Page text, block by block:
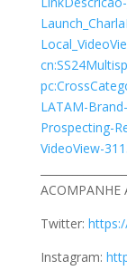
LATAM-
Prospecting-
VideoView-
ACOMPANHE
Twitter:
Instagram: